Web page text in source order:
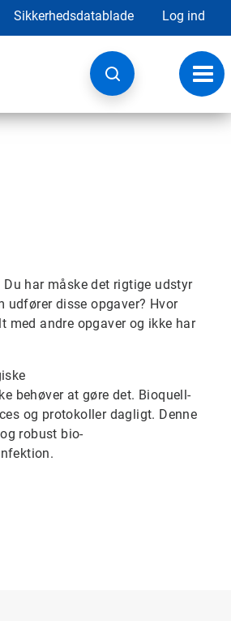
Sikkerhedsdatablade Log ind
Skift
har måske det rigtige udstyr
udfører disse opgaver? Hvor
med andre opgaver og ikke har
behøver at gøre det. Bioquell-
og protokoller dagligt. Denne
robust bio-